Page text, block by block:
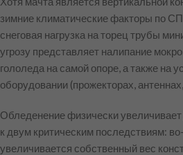
зимние климатические факторы по
снеговая нагрузка на торец трубы
угрозу представляет налипание
гололеда на самой опоре, а также на
оборудовании (прожекторах,
Обледенение физически
к двум критическим последствиям:
увеличивается собственный вес